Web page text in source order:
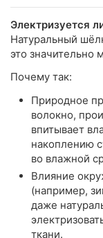
Электризуется
Натуральный
это значительно
Почему так:
Природное
волокно,
впитывает
накоплению
во влажной
Влияние
(например,
даже
ткани.